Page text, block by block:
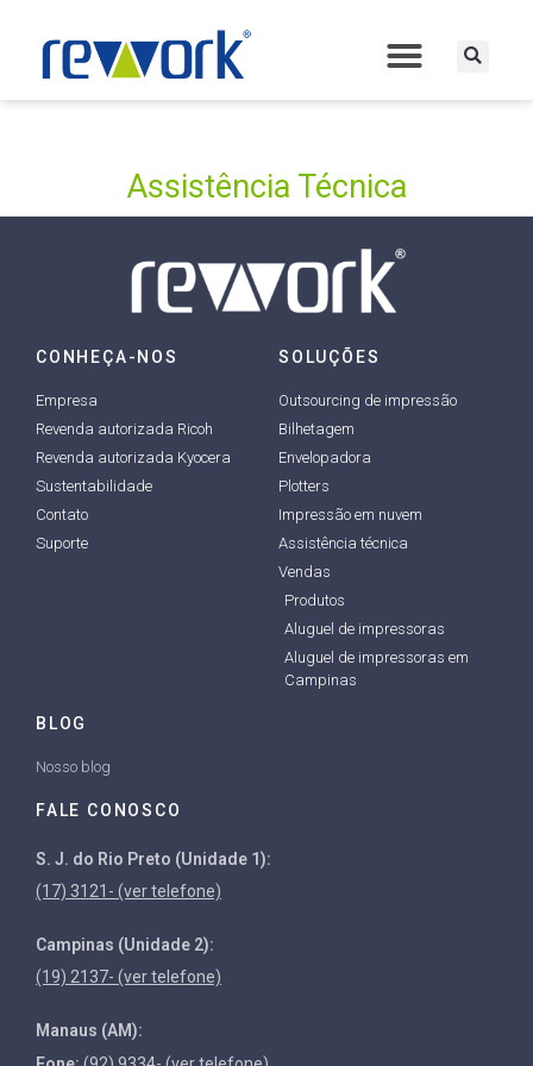
Assistência Técnica
CONHEÇA-NOS
Empresa
Revenda autorizada Ricoh
Revenda autorizada Kyocera
Sustentabilidade
Contato
Suporte
SOLUÇÕES
Outsourcing de impressão
Bilhetagem
Envelopadora
Plotters
Impressão em nuvem
Assistência técnica
Vendas
Produtos
Aluguel de impressoras
Aluguel de impressoras em
Campinas
BLOG
Nosso blog
FALE CONOSCO
S. J. do Rio Preto (Unidade 1):
(17) 3121- (ver telefone)
Campinas (Unidade 2):
(19) 2137- (ver telefone)
Manaus (AM):